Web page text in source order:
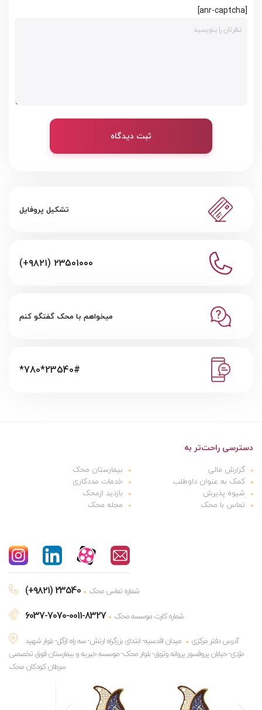
[anr-captcha]
ثبت دیدگاه
تشکیل پروفایل
(+۹۸۲۱) ۲۳۵۰۱۰۰۰
میخواهم با محک گفتگو کنم
*780*23540#
دسترسی راحت‌تر به
گزارش مالی
بیمارستان محک
کمک به عنوان داوطلب
خدمات مددکاری
شیوه پذیرش
بازدید ازمحک
تماس با محک
مجله محک
(+۹۸۲۱) 23540 شماره تماس محک
6037-7070-0011-8327
شماره کارت موسسه محک
آدرس دفتر مرکزی
میدان اقدسیه- ابتدای بزرگراه ارتش- سه راه ازگل- بلوار شهید
مژدی- خیابان پروفسور پروانه وثوق- بلوار محک- موسسه خیریه و بیمارستان فوق تخصصی
سرطان کودکان محک